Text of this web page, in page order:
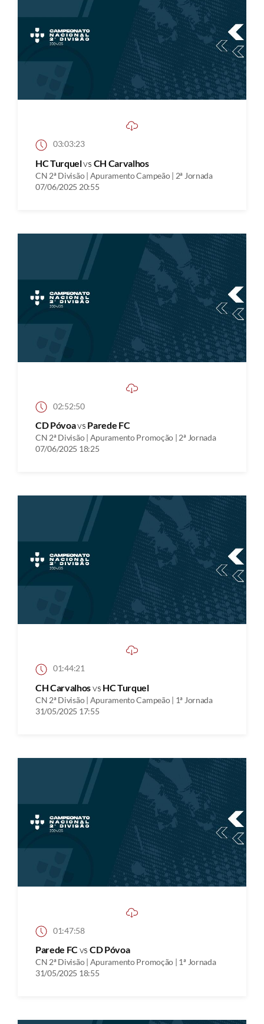
03:03:23
HC Turquelvs CH Carvalhos
CN 2ª Divisão | Apuramento Campeão | 2ª Jornada
07/06/2025 20:55
02:52:50
CD Póvoavs Parede FC
CN 2ª Divisão | Apuramento Promoção | 2ª Jornada
07/06/2025 18:25
01:44:21
CH Carvalhosvs HC Turquel
CN 2ª Divisão | Apuramento Campeão | 1ª Jornada
31/05/2025 17:55
01:47:58
Parede FCvs CD Póvoa
CN 2ª Divisão | Apuramento Promoção | 1ª Jornada
31/05/2025 18:55